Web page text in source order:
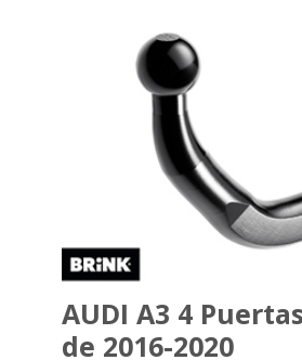
AUDI A3 4
de 2016-2020